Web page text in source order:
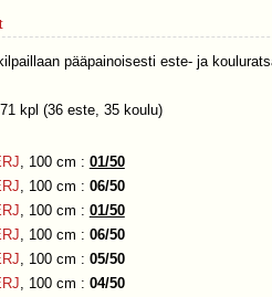
pääpainoisesti este- ja
kpl (36 este, 35 koulu)
, 100 cm : 01/50
, 100 cm : 06/50
, 100 cm : 01/50
, 100 cm : 06/50
, 100 cm : 05/50
, 100 cm : 04/50